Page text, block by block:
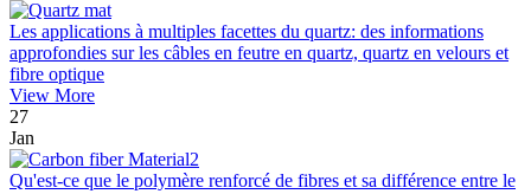
Les applications à multiples facettes du quartz: des informations
approfondies sur les câbles en feutre en quartz, quartz en velours et
fibre optique
View More
27
Jan
Qu'est-ce que le polymère renforcé de fibres et sa différence entre le